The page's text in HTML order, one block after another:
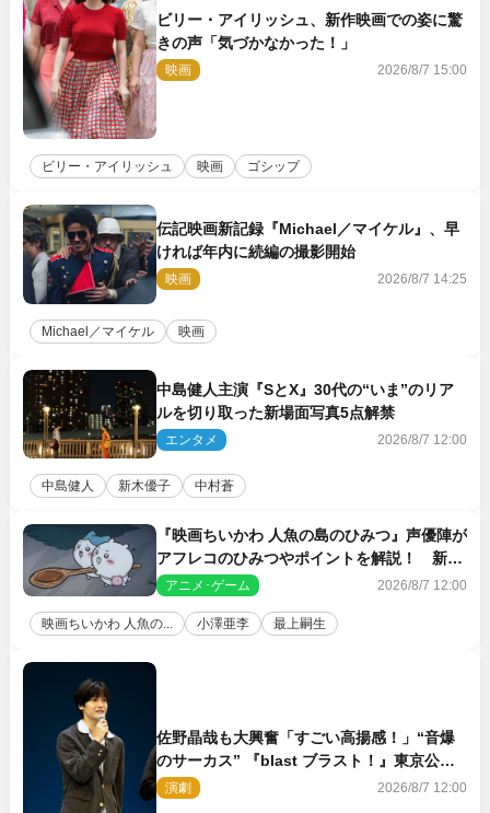
ビリー・アイリッシュ、新作映画での姿に驚
きの声「気づかなかった！」
映画 2026/8/7 15:00
ビリー・アイリッシュ 映画 ゴシップ
伝記映画新記録『Michael／マイケル』、早
ければ年内に続編の撮影開始
映画 2026/8/7 14:25
Michael／マイケル 映画
中島健人主演『SとX』30代の“いま”のリア
ルを切り取った新場面写真5点解禁
エンタメ 2026/8/7 12:00
中島健人 新木優子 中村蒼
『映画ちいかわ 人魚の島のひみつ』声優陣が
アフレコのひみつやポイントを解説！ 新カ
ットも到着
アニメ･ゲーム 2026/8/7 12:00
映画ちいかわ 人魚の... 小澤亜李 最上嗣生
佐野晶哉も大興奮「すごい高揚感！」“音爆
のサーカス” 『blast ブラスト！』東京公演
が開幕！
演劇 2026/8/7 12:00